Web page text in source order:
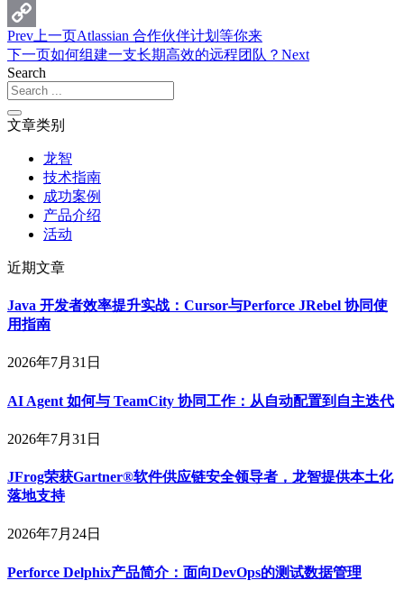
Sina
Weibo
Copy
Link
Prev 上一页Atlassian 合作伙伴计划等你来
下一页如何组建一支长期高效的远程团队？ Next
Search
文章类别
龙智
技术指南
成功案例
产品介绍
活动
近期文章
Java 开发者效率提升实战：Cursor与Perforce JRebel 协同使
用指南
2026年7月31日
AI Agent 如何与 TeamCity 协同工作：从自动配置到自主迭代
2026年7月31日
JFrog荣获Gartner®软件供应链安全领导者，龙智提供本土化
落地支持
2026年7月24日
Perforce Delphix产品简介：面向DevOps的测试数据管理